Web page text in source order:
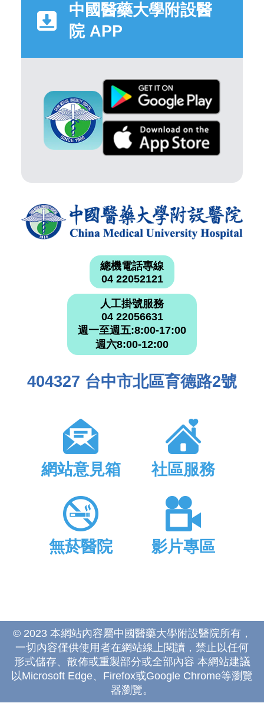
中國醫藥大學附設醫
院 APP
總機電話專線
04 22052121
人工掛號服務
04 22056631
週一至週五:8:00-17:00
週六8:00-12:00
404327 台中市北區育德路2號
網站意見箱 社區服務
無菸醫院 影片專區
© 2023 本網站內容屬中國醫藥大學附設醫院所有，
一切內容僅供使用者在網站線上閱讀，禁止以任何
形式儲存、散佈或重製部分或全部內容 本網站建議
以Microsoft Edge、Firefox或Google Chrome等瀏覽
器瀏覽。